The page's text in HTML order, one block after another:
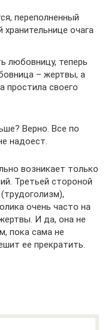
переполненный
очага
любовницу, теперь
– жертвы, а
простила своего
Верно. Все по
надоест.
возникает только
Третьей стороной
очень часто на
И да, она не
пока сама не
ее прекратить.